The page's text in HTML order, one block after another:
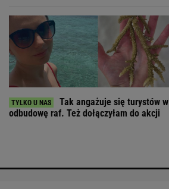
Tak angażuje się turystów w
odbudowę raf. Też dołączyłam do akcji